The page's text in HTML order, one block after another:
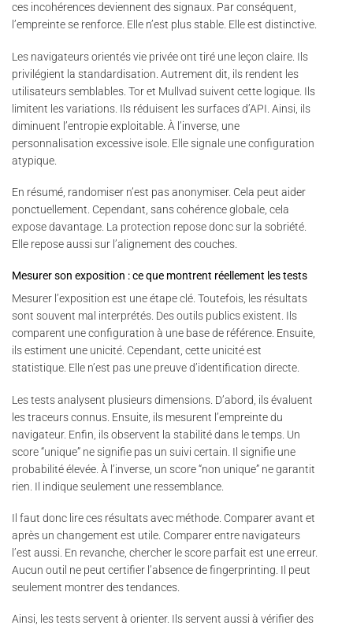
ces incohérences deviennent des signaux. Par conséquent,
l’empreinte se renforce. Elle n’est plus stable. Elle est distinctive.
Les navigateurs orientés vie privée ont tiré une leçon claire. Ils
privilégient la standardisation. Autrement dit, ils rendent les
utilisateurs semblables. Tor et Mullvad suivent cette logique. Ils
limitent les variations. Ils réduisent les surfaces d’API. Ainsi, ils
diminuent l’entropie exploitable. À l’inverse, une
personnalisation excessive isole. Elle signale une configuration
atypique.
En résumé, randomiser n’est pas anonymiser. Cela peut aider
ponctuellement. Cependant, sans cohérence globale, cela
expose davantage. La protection repose donc sur la sobriété.
Elle repose aussi sur l’alignement des couches.
Mesurer son exposition : ce que montrent réellement les tests
Mesurer l’exposition est une étape clé. Toutefois, les résultats
sont souvent mal interprétés. Des outils publics existent. Ils
comparent une configuration à une base de référence. Ensuite,
ils estiment une unicité. Cependant, cette unicité est
statistique. Elle n’est pas une preuve d’identification directe.
Les tests analysent plusieurs dimensions. D’abord, ils évaluent
les traceurs connus. Ensuite, ils mesurent l’empreinte du
navigateur. Enfin, ils observent la stabilité dans le temps. Un
score “unique” ne signifie pas un suivi certain. Il signifie une
probabilité élevée. À l’inverse, un score “non unique” ne garantit
rien. Il indique seulement une ressemblance.
Il faut donc lire ces résultats avec méthode. Comparer avant et
après un changement est utile. Comparer entre navigateurs
l’est aussi. En revanche, chercher le score parfait est une erreur.
Aucun outil ne peut certifier l’absence de fingerprinting. Il peut
seulement montrer des tendances.
Ainsi, les tests servent à orienter. Ils servent aussi à vérifier des